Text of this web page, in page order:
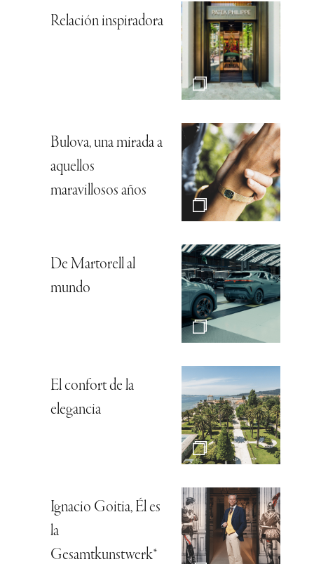
Relación inspiradora
Bulova, una mirada a
aquellos
maravillosos años
De Martorell al
mundo
El confort de la
elegancia
Ignacio Goitia, Él es
la
Gesamtkunstwerk*